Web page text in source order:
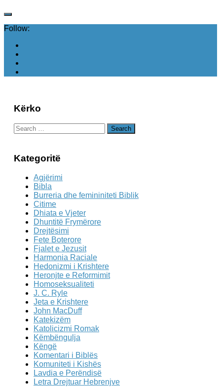
Follow:
Kërko
Search
for:
Kategoritë
Agjërimi
Bibla
Burreria dhe femininiteti Biblik
Citime
Dhiata e Vjeter
Dhuntitë Frymërore
Drejtësimi
Fete Boterore
Fjalet e Jezusit
Harmonia Raciale
Hedonizmi i Krishtere
Heronjte e Reformimit
Homoseksualiteti
J. C. Ryle
Jeta e Krishtere
John MacDuff
Katekizëm
Katolicizmi Romak
Këmbëngulja
Këngë
Komentari i Biblës
Komuniteti i Kishës
Lavdia e Perëndisë
Letra Drejtuar Hebrenjve